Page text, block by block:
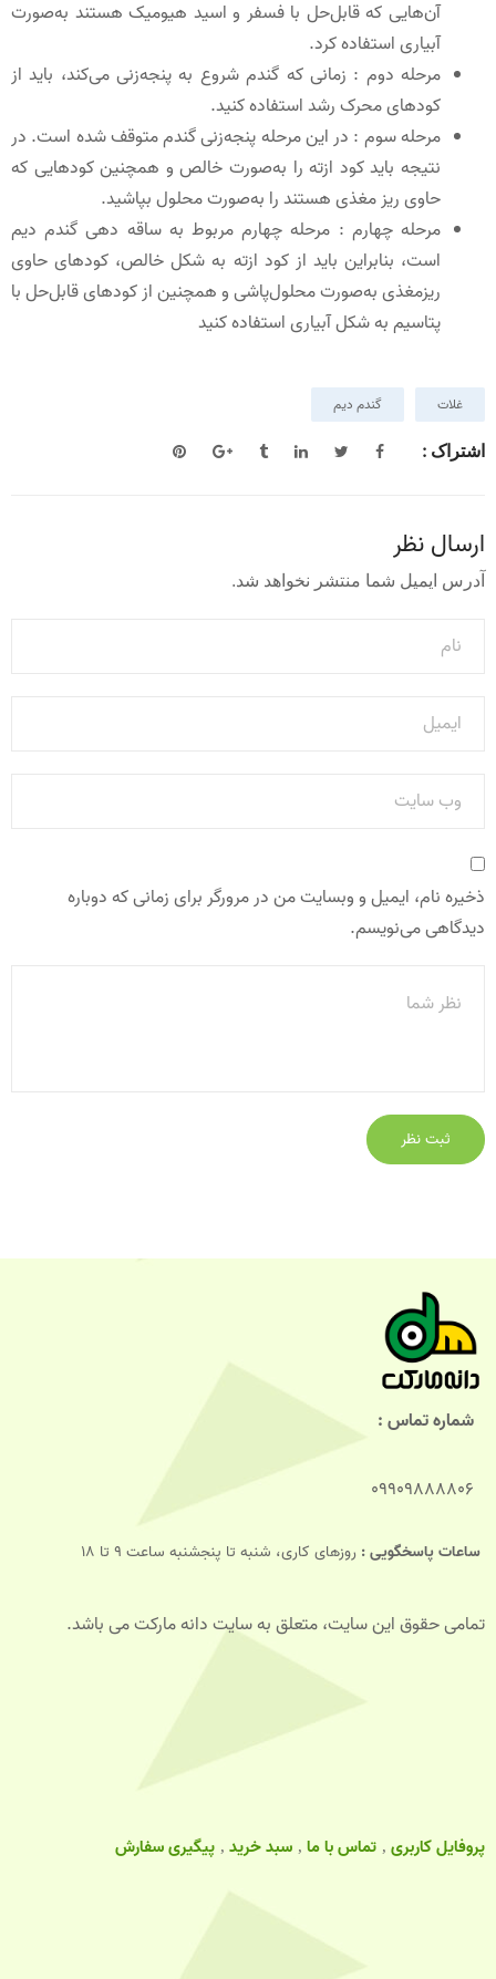
آن‌هایی که قابل‌حل با فسفر و اسید هیومیک هستند به‌صورت
آبیاری استفاده کرد.
مرحله دوم : زمانی که گندم شروع به پنجه‌زنی می‌کند، باید از
کودهای محرک رشد استفاده کنید.
مرحله سوم : در این مرحله پنجه‌زنی گندم متوقف شده است. در
نتیجه باید کود ازته را به‌صورت خالص و همچنین کودهایی که
حاوی ریز مغذی هستند را به‌صورت محلول بپاشید.
مرحله چهارم : مرحله چهارم مربوط به ساقه دهی گندم دیم
است، بنابراین باید از کود ازته به شکل خالص، کودهای حاوی
ریزمغذی به‌صورت محلول‌پاشی و همچنین از کودهای قابل‌حل با
پتاسیم به شکل آبیاری استفاده کنید
غلات گندم دیم
اشتراک :
ارسال نظر
آدرس ایمیل شما منتشر نخواهد شد.
ذخیره نام، ایمیل و وبسایت من در مرورگر برای زمانی که دوباره
دیدگاهی می‌نویسم.
شماره تماس :
09909888806
ساعات پاسخگویی : روزهای کاری، شنبه تا پنجشنبه ساعت 9 تا 18
تمامی حقوق این سایت، متعلق به سایت دانه مارکت می باشد.
پروفایل کاربری تماس با ما سبد خرید پیگیری سفارش